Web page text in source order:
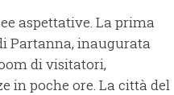
aspettative. La prima
Partanna, inaugurata
di visitatori,
in poche ore. La città del